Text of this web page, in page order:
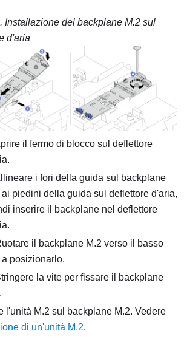
Installazione del backplane M.2 sul
d'aria
il fermo di blocco sul deflettore
i fori della guida sul backplane
ai piedini della guida sul deflettore d'aria,
inserire il backplane nel deflettore
il backplane M.2 verso il basso
posizionarlo.
la vite per fissare il backplane
l'unità M.2 sul backplane M.2. Vedere
di un'unità M.2.